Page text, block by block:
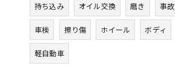
持ち込み オイル交換 磨き 事故
車検 擦り傷 ホイール ボディ
軽自動車